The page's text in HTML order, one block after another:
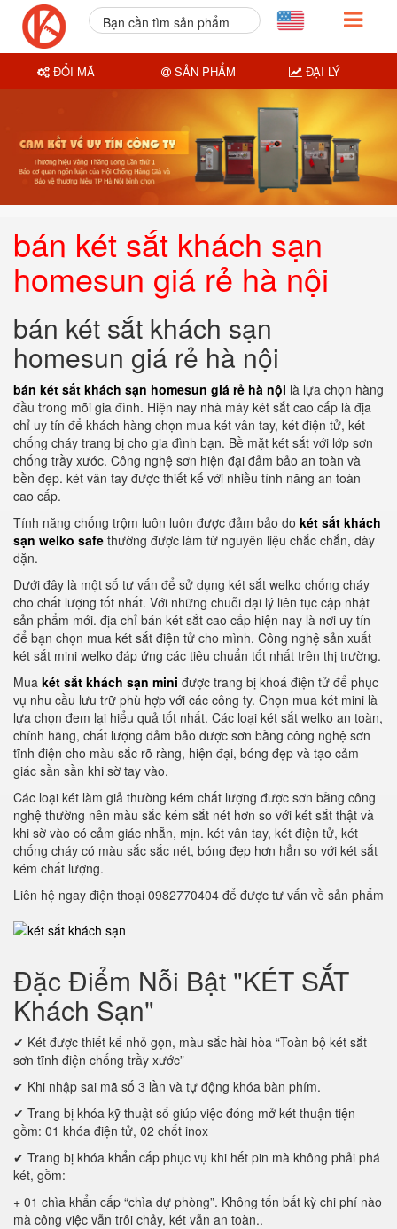
bán két sắt khách sạn
homesun giá rẻ hà nội
bán két sắt khách sạn
homesun giá rẻ hà nội
bán két sắt khách sạn homesun giá rẻ hà nội là lựa chọn hàng
đầu trong mõi gia đình. Hiện nay nhà máy két sắt cao cấp là địa
chỉ uy tín để khách hàng chọn mua két vân tay, két điện tử, két
chống cháy trang bị cho gia đình bạn. Bề mặt két sắt với lớp sơn
chống trầy xước. Công nghệ sơn hiện đại đảm bảo an toàn và
bền đẹp. két vân tay được thiết kế với nhiều tính năng an toàn
cao cấp.
Tính năng chống trộm luôn luôn được đảm bảo do két sắt khách
sạn welko safe thường được làm từ nguyên liệu chắc chắn, dày
dặn.
Dưới đây là một số tư vấn để sử dụng két sắt welko chống cháy
cho chất lượng tốt nhất. Với những chuỗi đại lý liên tục cập nhật
sản phẩm mới. địa chỉ bán két sắt cao cấp hiện nay là nơi uy tín
để bạn chọn mua két sắt điện tử cho mình. Công nghệ sản xuất
két sắt mini welko đáp ứng các tiêu chuẩn tốt nhất trên thị trường.
Mua két sắt khách sạn mini được trang bị khoá điện tử để phục
vụ nhu cầu lưu trữ phù hợp với các công ty. Chọn mua két mini là
lựa chọn đem lại hiểu quả tốt nhất. Các loại két sắt welko an toàn,
chính hãng, chất lượng đảm bảo được sơn bằng công nghệ sơn
tĩnh điện cho màu sắc rõ ràng, hiện đại, bóng đẹp và tạo cảm
giác sần sần khi sờ tay vào.
Các loại két làm giả thường kém chất lượng được sơn bằng công
nghệ thường nên màu sắc kém sắt nét hơn so với két sắt thật và
khi sờ vào có cảm giác nhẵn, mịn. két vân tay, két điện tử, két
chống cháy có màu sắc sắc nét, bóng đẹp hơn hẳn so với két sắt
kém chất lượng.
Liên hệ ngay điện thoại 0982770404 để được tư vấn về sản phẩm
Đặc Điểm Nỗi Bật "KÉT SẮT
Khách Sạn"
✔ Két được thiết kế nhỏ gọn, màu sắc hài hòa “Toàn bộ két sắt
sơn tĩnh điện chống trầy xước”
✔ Khi nhập sai mã số 3 lần và tự động khóa bàn phím.
✔ Trang bị khóa kỹ thuật số giúp việc đóng mở két thuận tiện
gồm: 01 khóa điện tử, 02 chốt inox
✔ Trang bị khóa khẩn cấp phục vụ khi hết pin mà không phải phá
két, gồm:
+ 01 chìa khẩn cấp “chìa dự phòng”. Không tốn bất kỳ chi phí nào
mà công việc vẫn trôi chảy, két vẫn an toàn..
Bạn cần tìm sản phẩm
ĐỔI MÃ SẢN PHẨM ĐẠI LÝ